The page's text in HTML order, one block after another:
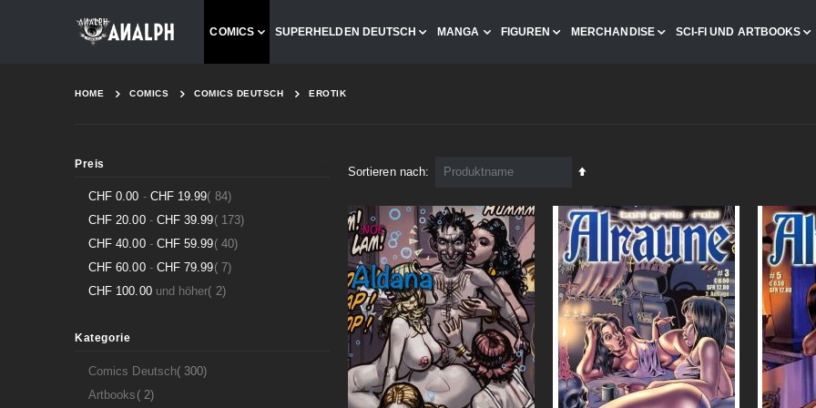
COMICS SUPERHELDEN DEUTSCH MANGA FIGUREN MERCHANDISE SCI-FI UND ARTBOOKS
HOME COMICS COMICS DEUTSCH EROTIK
Sortieren nach
In
Reihenfolge
Preis
CHF 0.00 - CHF 19.99 84Artikel
CHF 20.00- CHF 39.99 173Artikel
CHF 40.00- CHF 59.99 40Artikel
CHF 60.00- CHF 79.99 7Artikel
CHF 100.00und höher 2Artikel
Kategorie
Comics Deutsch 300Artikel
Artbooks 2Artikel